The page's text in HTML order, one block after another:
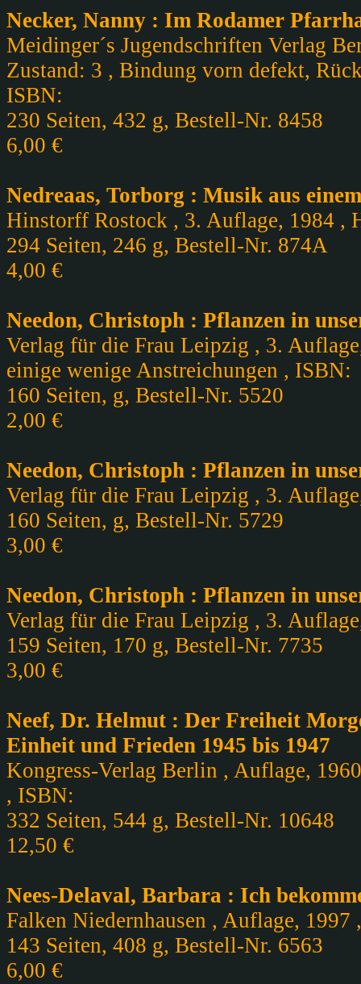
Necker, Nanny : Im Rodamer
Meidinger´s Jugendschriften Verlag
Zustand: 3 , Bindung vorn defekt,
ISBN:
230 Seiten, 432 g, Bestell-Nr. 8458
6,00 €
Nedreaas, Torborg : Musik aus
Hinstorff Rostock , 3. Auflage, 1984 ,
294 Seiten, 246 g, Bestell-Nr. 874A
4,00 €
Needon, Christoph : Pflanzen in
Verlag für die Frau Leipzig , 3.
einige wenige Anstreichungen , ISBN:
160 Seiten, g, Bestell-Nr. 5520
2,00 €
Needon, Christoph : Pflanzen in
Verlag für die Frau Leipzig , 3.
160 Seiten, g, Bestell-Nr. 5729
3,00 €
Needon, Christoph : Pflanzen in
Verlag für die Frau Leipzig , 3.
159 Seiten, 170 g, Bestell-Nr. 7735
3,00 €
Neef, Dr. Helmut : Der Freiheit
Einheit und Frieden 1945 bis 1947
Kongress-Verlag Berlin , Auflage,
, ISBN:
332 Seiten, 544 g, Bestell-Nr. 10648
12,50 €
Nees-Delaval, Barbara : Ich
Falken Niedernhausen , Auflage,
143 Seiten, 408 g, Bestell-Nr. 6563
6,00 €